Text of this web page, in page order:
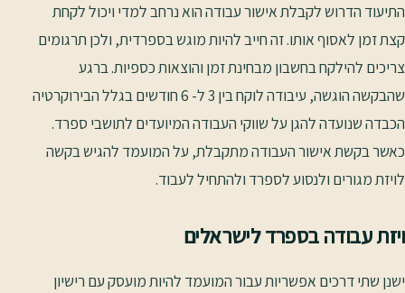
התיעוד הדרוש לקבלת אישור עבודה הוא נרחב למדי ויכול לקחת
קצת זמן לאסוף אותו. זה חייב להיות מוגש בספרדית, ולכן תרגומים
צריכים להילקח בחשבון מבחינת זמן והוצאות כספיות. ברגע
שהבקשה הוגשה, עיבודה לוקח בין 3 ל- 6 חודשים בגלל הבירוקרטיה
הכבדה שנועדה להגן על שווקי העבודה המיועדים לתושבי ספרד.
כאשר בקשת אישור העבודה מתקבלת, על המועמד להגיש בקשה
לויזת מגורים ולנסוע לספרד ולהתחיל לעבוד.
ויזת עבודה בספרד לישראלים
ישנן שתי דרכים אפשריות עבור המועמד להיות מועסק עם רישיון